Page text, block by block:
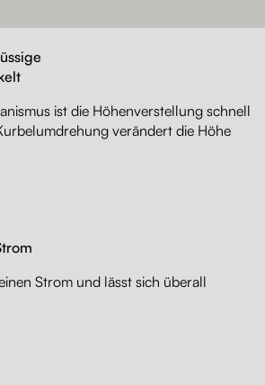
ist die Höhenverstellung schnell
verändert die Höhe
Strom und lässt sich überall